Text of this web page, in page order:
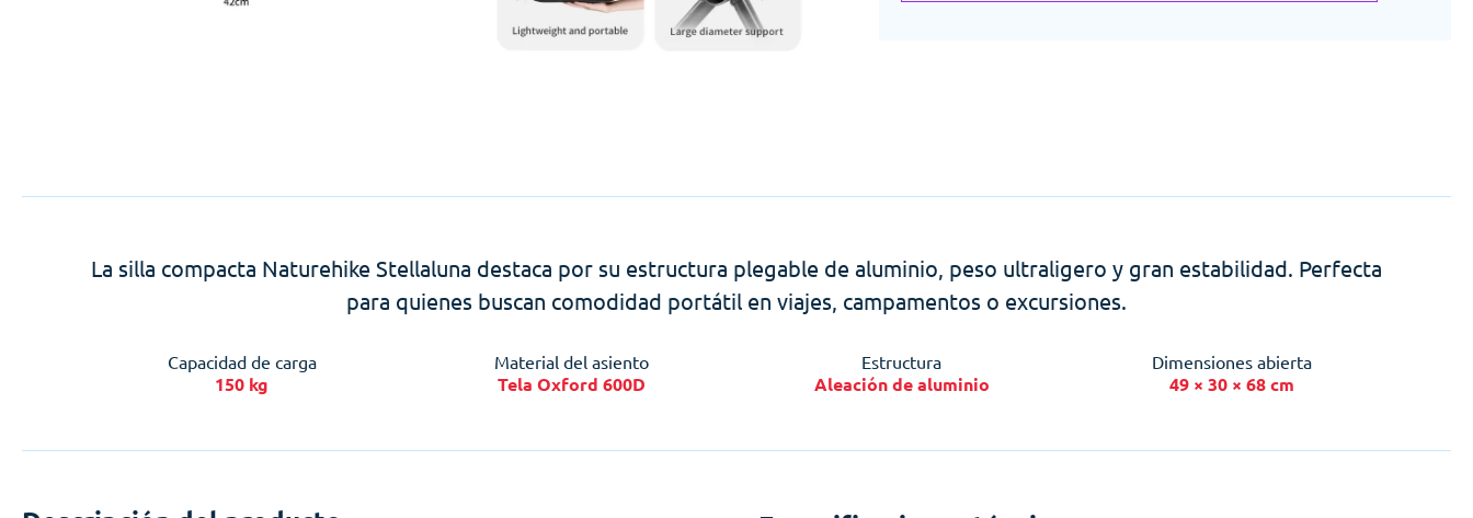
La silla compacta Naturehike Stellaluna destaca por su estructura plegable de aluminio, peso ultraligero y gran estabilidad. Perfecta
para quienes buscan comodidad portátil en viajes, campamentos o excursiones.
Capacidad de carga
150 kg
Material del asiento
Tela Oxford 600D
Estructura
Aleación de aluminio
Dimensiones abierta
49 × 30 × 68 cm